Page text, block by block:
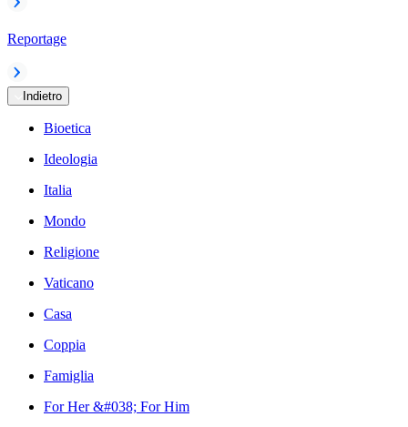
Reportage
Indietro
Bioetica
Ideologia
Italia
Mondo
Religione
Vaticano
Casa
Coppia
Famiglia
For Her &#038; For Him